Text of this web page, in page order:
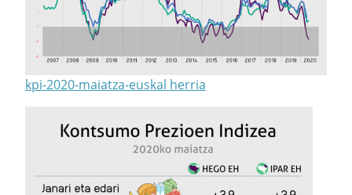
kpi-2020-maiatza-euskal herria